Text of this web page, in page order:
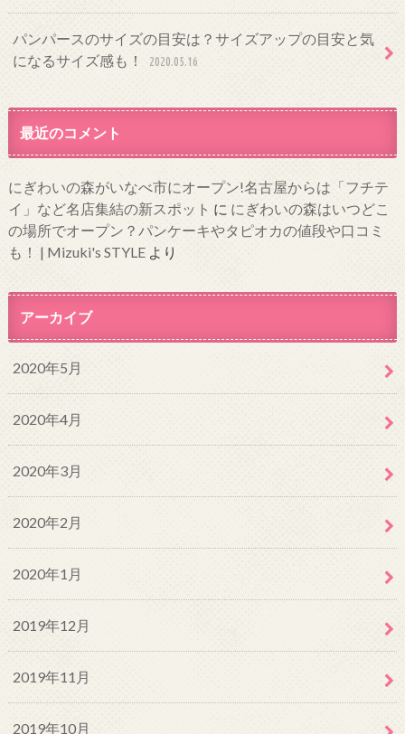
パンパースのサイズの目安は？サイズアップの目安と気
になるサイズ感も！
2020.05.16
最近のコメント
にぎわいの森がいなべ市にオープン!名古屋からは「フチテ
イ」など名店集結の新スポット に にぎわいの森はいつどこ
の場所でオープン？パンケーキやタピオカの値段や口コミ
も！ | Mizuki's STYLEより
アーカイブ
2020年5月
2020年4月
2020年3月
2020年2月
2020年1月
2019年12月
2019年11月
2019年10月